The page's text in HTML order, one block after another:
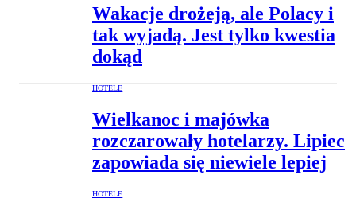
Wakacje drożeją, ale Polacy i
tak wyjadą. Jest tylko kwestia
dokąd
HOTELE
Wielkanoc i majówka
rozczarowały hotelarzy. Lipiec
zapowiada się niewiele lepiej
HOTELE